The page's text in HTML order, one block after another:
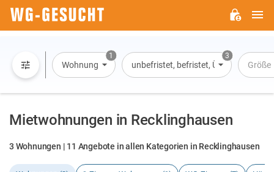
1
Wohnung
3
unbefristet, befristet, Übernachtung
Größe
Mietwohnungen in Recklinghausen
3 Wohnungen | 11 Angebote in allen Kategorien in Recklinghausen